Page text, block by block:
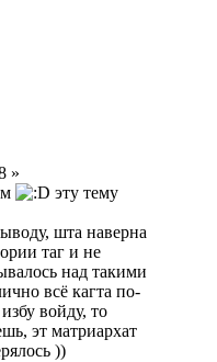
»
эту тему
шта наверна
таг и не
над такими
всё кагта по-
войду, то
эт матриархат
))